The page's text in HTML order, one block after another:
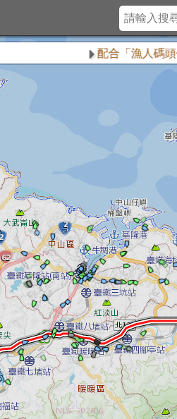
配合「漁人碼頭仲夏